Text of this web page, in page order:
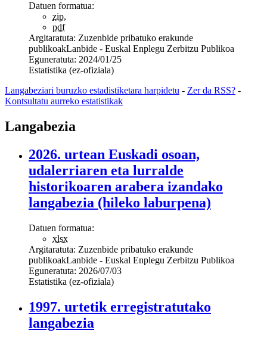
Datuen formatua:
zip,
pdf
Argitaratuta: Zuzenbide pribatuko erakunde
publikoakLanbide - Euskal Enplegu Zerbitzu Publikoa
Eguneratuta: 2024/01/25
Estatistika (ez-ofiziala)
Langabeziari buruzko estadistiketara harpidetu - Zer da RSS? -
Kontsultatu aurreko estatistikak
Langabezia
2026. urtean Euskadi osoan,
udalerriaren eta lurralde
historikoaren arabera izandako
langabezia (hileko laburpena)
Datuen formatua:
xlsx
Argitaratuta: Zuzenbide pribatuko erakunde
publikoakLanbide - Euskal Enplegu Zerbitzu Publikoa
Eguneratuta: 2026/07/03
Estatistika (ez-ofiziala)
1997. urtetik erregistratutako
langabezia